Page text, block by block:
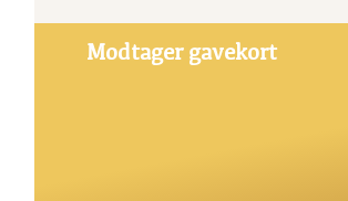
Modtager gavekort